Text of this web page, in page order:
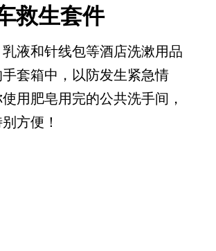
救生套件
液和针线包等酒店洗漱用品
套箱中，以防发生紧急情
用肥皂用完的公共洗手间，
方便！